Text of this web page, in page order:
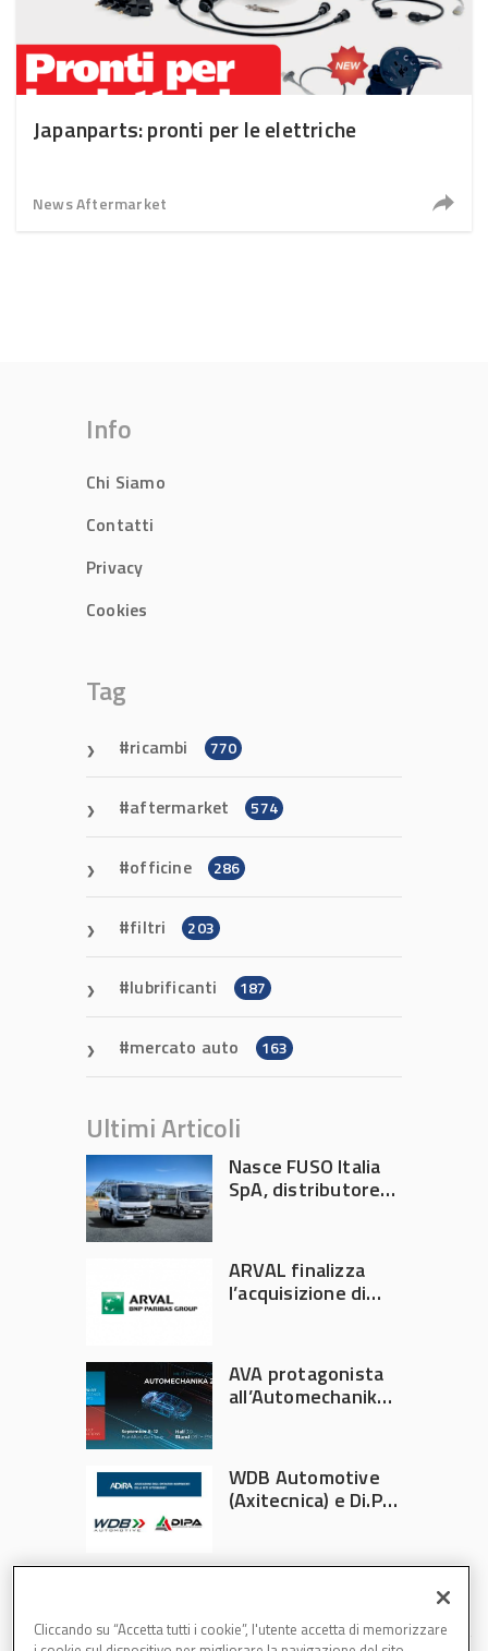
Japanparts: pronti per le elettriche
News Aftermarket
Info
Chi Siamo
Contatti
Privacy
Cookies
Tag
ricambi 770
aftermarket 574
officine 286
filtri 203
lubrificanti 187
mercato auto 163
Ultimi Articoli
Nasce FUSO Italia
SpA, distributore
ARVAL finalizza
l’acquisizione di
AVA protagonista
all’Automechanika
WDB Automotive
(Axitecnica) e Di.Pa.
Cliccando su “Accetta tutti i cookie”, l'utente accetta di memorizzare